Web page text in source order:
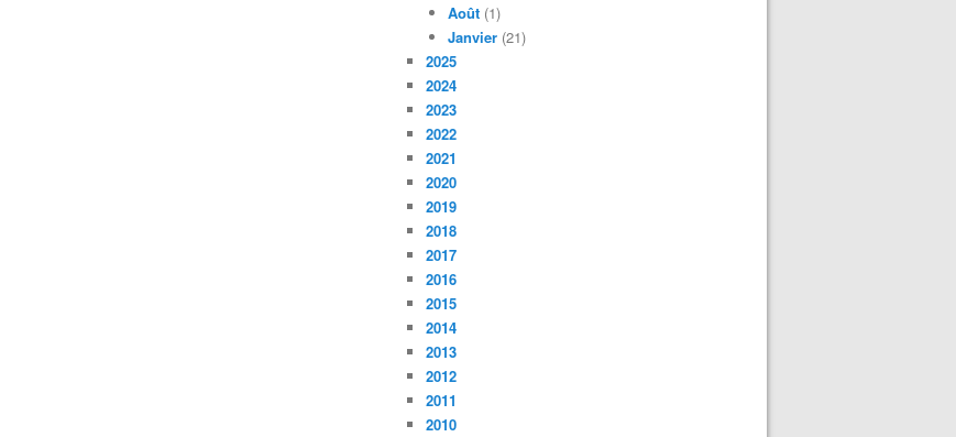
Août (1)
Janvier (21)
2025
2024
2023
2022
2021
2020
2019
2018
2017
2016
2015
2014
2013
2012
2011
2010